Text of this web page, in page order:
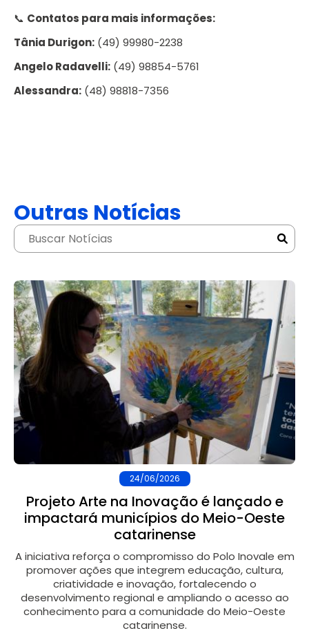
📞 Contatos para mais informações:
Tânia Durigon: (49) 99980-2238
Angelo Radavelli: (49) 98854-5761
Alessandra: (48) 98818-7356
Outras Notícias
24/06/2026
Projeto Arte na Inovação é lançado e
impactará municípios do Meio-Oeste
catarinense
A iniciativa reforça o compromisso do Polo Inovale em
promover ações que integrem educação, cultura,
criatividade e inovação, fortalecendo o
desenvolvimento regional e ampliando o acesso ao
conhecimento para a comunidade do Meio-Oeste
catarinense.